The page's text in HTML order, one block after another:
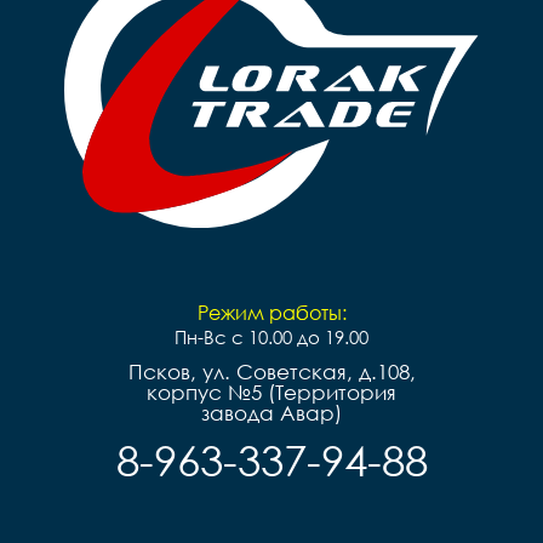
Грипсы		цветные
Седло		детское на
пружинах
Педали		Пластиковые
Подседельный штырь
сталь
Вес		9.7 кг
пружинах
Подседельный
Режим работы:
Пн-Вс с 10.00 до 19.00
Псков, ул. Советская, д.108,
корпус №5 (Территория
завода Авар)
8-963-337-94-88